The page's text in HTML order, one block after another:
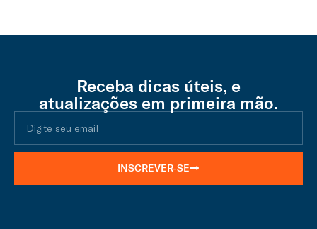
Receba dicas úteis, e
atualizações em primeira mão.
INSCREVER-SE